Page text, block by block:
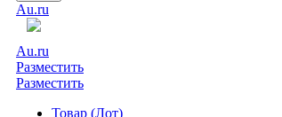
Au.ru
Au.ru
Разместить
Разместить
Товар (Лот)